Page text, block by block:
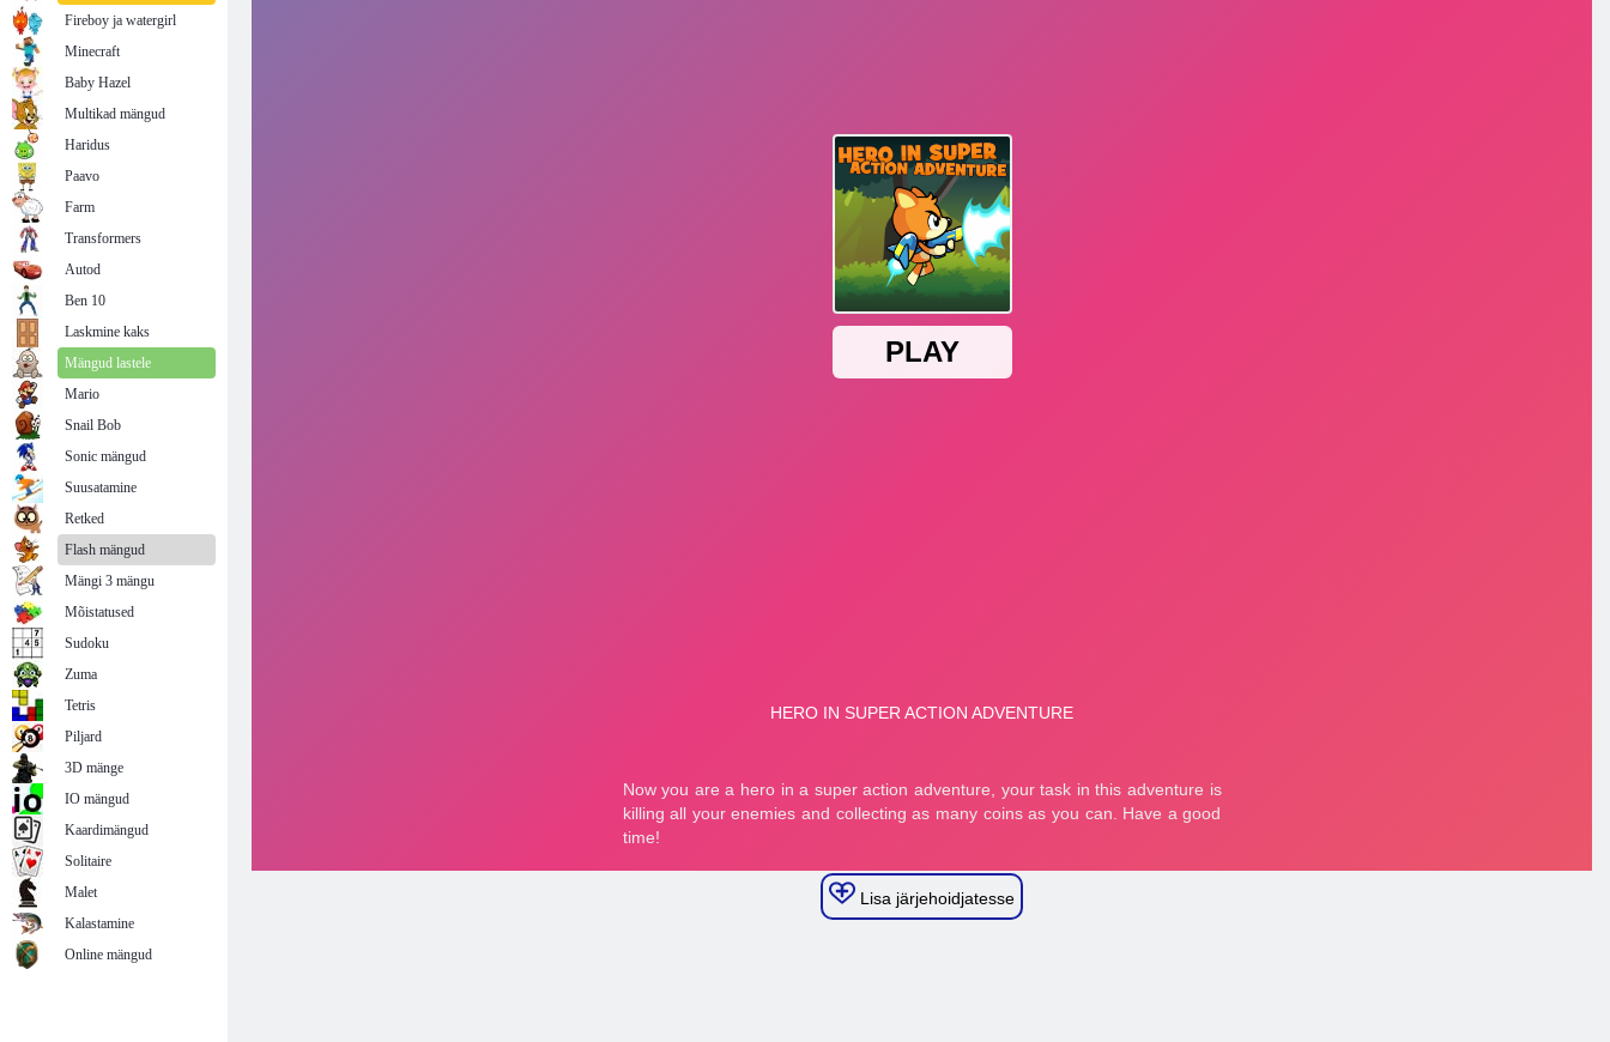
Lisa järjehoidjatesse
Fireboy ja watergirl
Minecraft
Baby Hazel
Multikad mängud
Haridus
Paavo
Farm
Transformers
Autod
Ben 10
Laskmine kaks
Mängud lastele
Mario
Snail Bob
Sonic mängud
Suusatamine
Retked
Flash mängud
Mängi 3 mängu
Mõistatused
Sudoku
Zuma
Tetris
Piljard
3D mänge
IO mängud
Kaardimängud
Solitaire
Malet
Kalastamine
Online mängud